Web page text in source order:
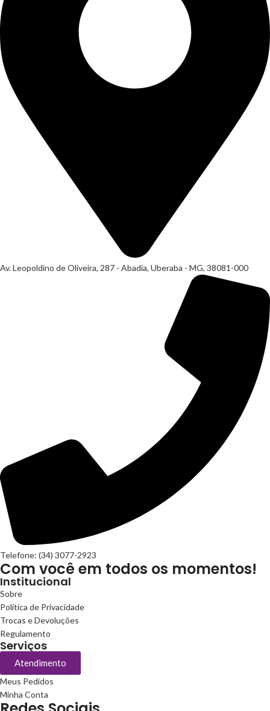
Av. Leopoldino de Oliveira, 287 - Abadia, Uberaba - MG, 38081-000
Telefone: (34) 3077-2923
Com você em todos os momentos!
Institucional
Sobre
Política de Privacidade
Trocas e Devoluções
Regulamento
Serviços
Atendimento
Meus Pedidos
Minha Conta